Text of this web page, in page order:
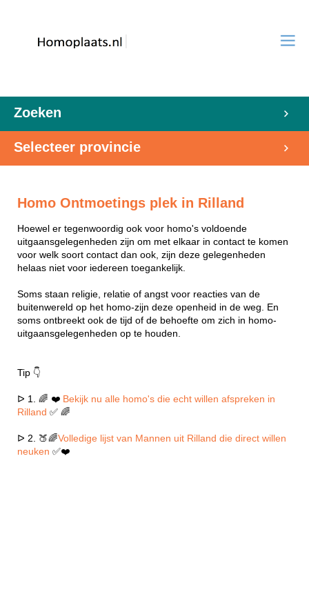
Zoeken
Selecteer provincie
Homo Ontmoetings plek in Rilland
Hoewel er tegenwoordig ook voor homo's voldoende
uitgaansgelegenheden zijn om met elkaar in contact te komen
voor welk soort contact dan ook, zijn deze gelegenheden
helaas niet voor iedereen toegankelijk.
Soms staan religie, relatie of angst voor reacties van de
buitenwereld op het homo-zijn deze openheid in de weg. En
soms ontbreekt ook de tijd of de behoefte om zich in homo-
uitgaansgelegenheden op te houden.
Tip 👇
ᐅ 1. 🌈 ❤️ Bekijk nu alle homo's die echt willen afspreken in
Rilland ✅ 🌈
ᐅ 2. 🍑🌈Volledige lijst van Mannen uit Rilland die direct willen
neuken ✅❤️